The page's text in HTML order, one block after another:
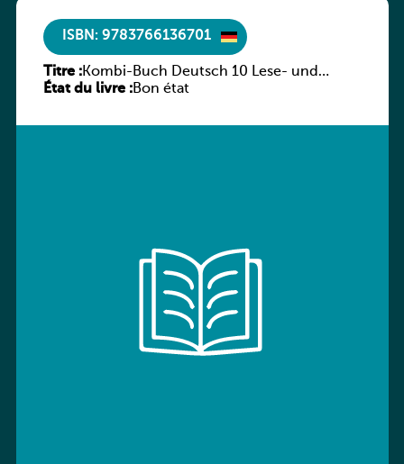
ISBN: 9783766136701
Titre :Kombi-Buch Deutsch 10 Lese- und
Sprachbuch
État du livre :Bon état